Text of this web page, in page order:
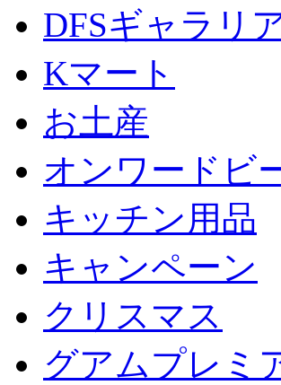
DFSギャラリ
Kマート
お土産
オンワードビ
キッチン用品
キャンペーン
クリスマス
グアムプレミ